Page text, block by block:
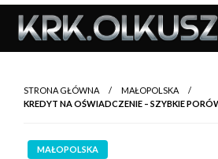
Skip
content
STRONA GŁÓWNA
MAŁOPOLSKA
KREDYT NA OŚWIADCZENIE – SZYBKIE
MAŁOPOLSKA